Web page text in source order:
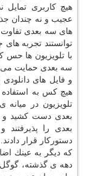
هیچ كاربری
عجیب و نه چندان
های سه بعدی تفاوت
توانستند تجربه
با تلویزیون ها حس
سه بعدی حمایت می
و فایل های
هیچ كس به استفاده
بعدی دست كشید و
دستوركار قرار
كه دیگر به عینك
دهه ی گذشته،